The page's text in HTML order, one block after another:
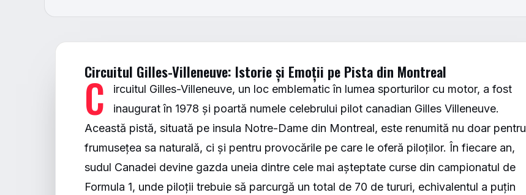
Circuitul Gilles-Villeneuve: Istorie și Emoții pe Pista din Montreal
C
ircuitul Gilles-Villeneuve, un loc emblematic în lumea sporturilor cu motor, a fost
inaugurat în 1978 și poartă numele celebrului pilot canadian Gilles Villeneuve.
Această pistă, situată pe insula Notre-Dame din Montreal, este renumită nu doar pentru
frumusețea sa naturală, ci și pentru provocările pe care le oferă piloților. În fiecare an,
sudul Canadei devine gazda uneia dintre cele mai așteptate curse din campionatul de
Formula 1, unde piloții trebuie să parcurgă un total de 70 de tururi, echivalentul a puțin